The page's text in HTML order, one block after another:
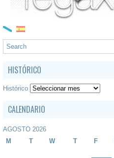
HISTÓRICO
Histórico
CALENDARIO
AGOSTO 2026
M
T W T F